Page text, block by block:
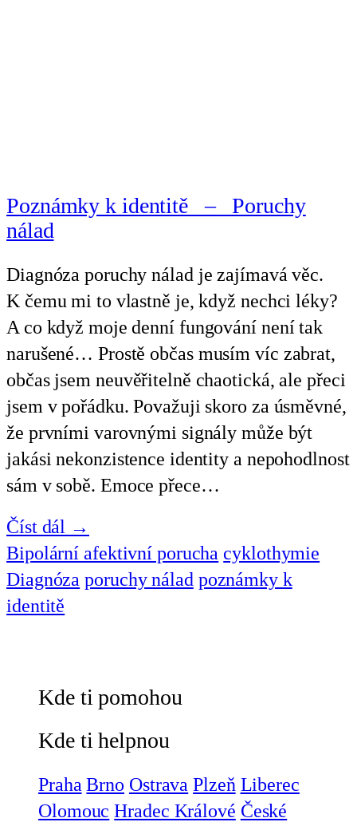
Poznámky k identitě – Poruchy
nálad
Diagnóza poruchy nálad je zajímavá věc.
K čemu mi to vlastně je, když nechci léky?
A co když moje denní fungování není tak
narušené… Prostě občas musím víc zabrat,
občas jsem neuvěřitelně chaotická, ale přeci
jsem v pořádku. Považuji skoro za úsměvné,
že prvními varovnými signály může být
jakási nekonzistence identity a nepohodlnost
sám v sobě. Emoce přece…
Číst dál →
Bipolární afektivní porucha cyklothymie
Diagnóza poruchy nálad poznámky k
identitě
Kde ti pomohou
Kde ti helpnou
Praha Brno Ostrava Plzeň Liberec
Olomouc Hradec Králové České